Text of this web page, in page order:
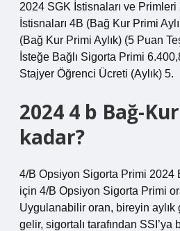
2024 SGK İstisnaları ve
İstisnaları 4B (Bağ Kur Primi
(Bağ Kur Primi Aylık) (5 Puan
İsteğe Bağlı Sigorta Primi
Stajyer Öğrenci Ücreti (Aylık) 5.
2024 4 b Bağ-
kadar?
4/B Opsiyon Sigorta Primi 2024
için 4/B Opsiyon Sigorta Primi
Uygulanabilir oran, bireyin aylık
gelir, sigortalı tarafından SSI’ya